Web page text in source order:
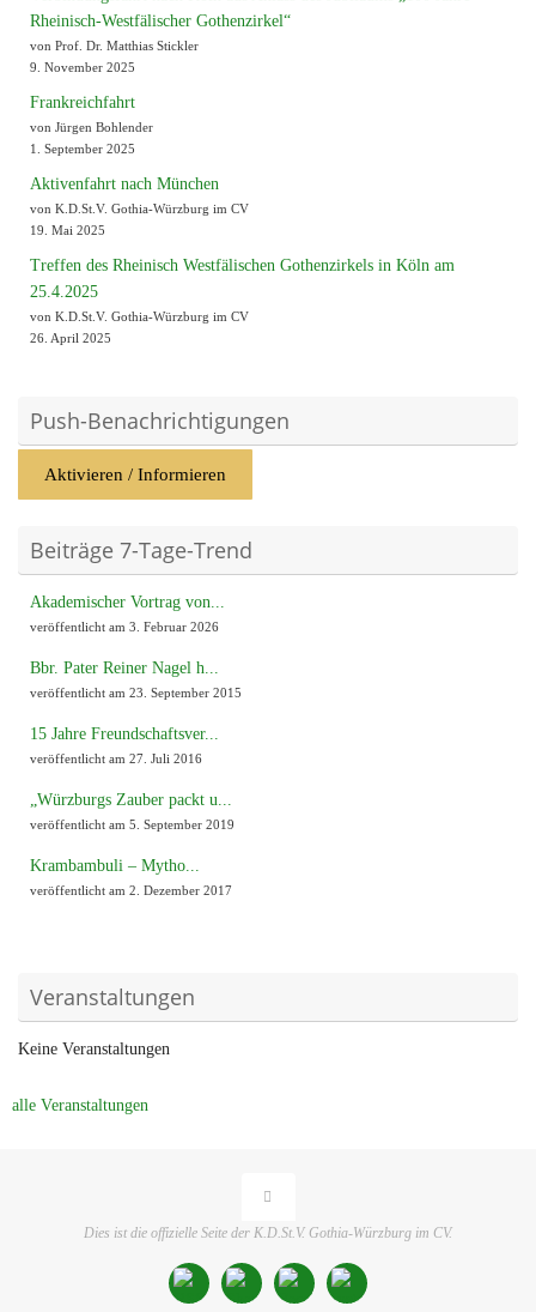
Rheinisch-Westfälischer Gothenzirkel“
von Prof. Dr. Matthias Stickler
9. November 2025
Frankreichfahrt
von Jürgen Bohlender
1. September 2025
Aktivenfahrt nach München
von K.D.St.V. Gothia-Würzburg im CV
19. Mai 2025
Treffen des Rheinisch Westfälischen Gothenzirkels in Köln am
25.4.2025
von K.D.St.V. Gothia-Würzburg im CV
26. April 2025
Push-Benachrichtigungen
Aktivieren / Informieren
Beiträge 7-Tage-Trend
Akademischer Vortrag von...
veröffentlicht am 3. Februar 2026
Bbr. Pater Reiner Nagel h...
veröffentlicht am 23. September 2015
15 Jahre Freundschaftsver...
veröffentlicht am 27. Juli 2016
„Würzburgs Zauber packt u...
veröffentlicht am 5. September 2019
Krambambuli – Mytho...
veröffentlicht am 2. Dezember 2017
Veranstaltungen
Keine Veranstaltungen
alle Veranstaltungen
Dies ist die offizielle Seite der K.D.St.V. Gothia-Würzburg im CV.